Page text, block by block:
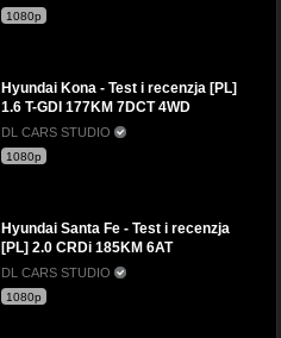
1080p
Hyundai Kona - Test i recenzja [PL]
1.6 T-GDI 177KM 7DCT 4WD
DL CARS STUDIO
1080p
Hyundai Santa Fe - Test i recenzja
[PL] 2.0 CRDi 185KM 6AT
DL CARS STUDIO
1080p